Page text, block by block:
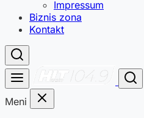
Impressum
Biznis zona
Kontakt
Meni